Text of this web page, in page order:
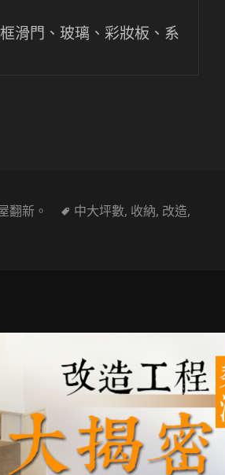
滑門、玻璃、彩妝板、系
簡現代設計，打造無印生活感
翻新。
標
中大坪數, 收納, 改造,
屋翻新大變身！極簡現代設計，打造